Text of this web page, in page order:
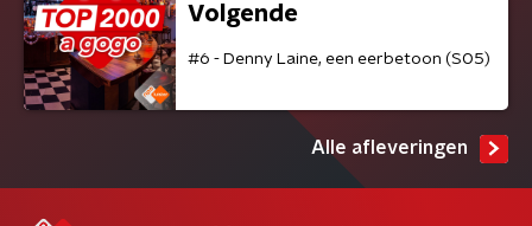
Volgende
#6 - Denny Laine, een eerbetoon (S05)
Alle afleveringen